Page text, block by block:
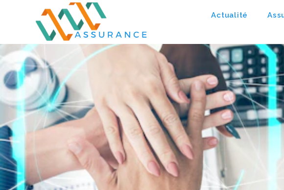
Actualité